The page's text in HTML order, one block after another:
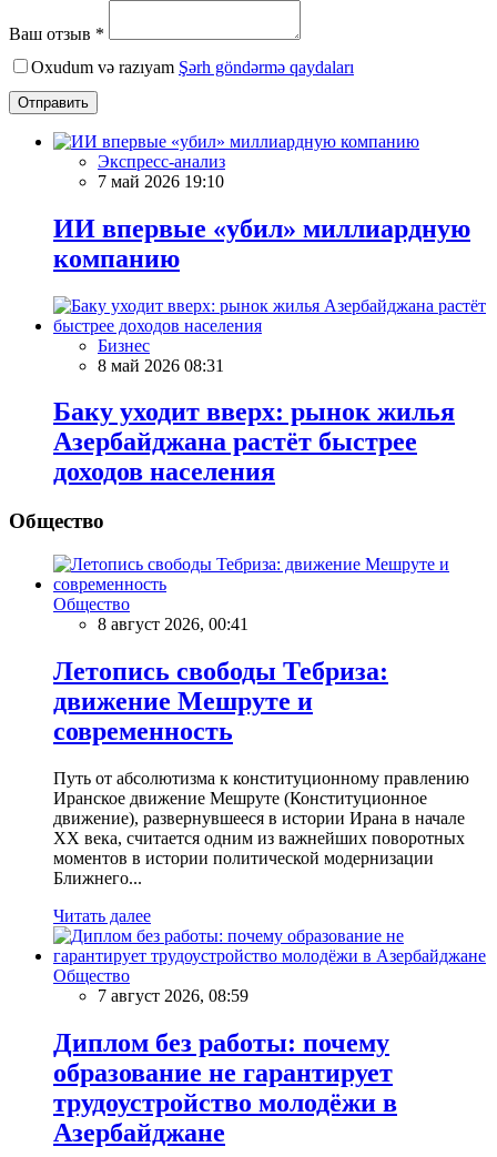
Ваш отзыв *
Oxudum və razıyam Şərh göndərmə qaydaları
Отправить
Экспресс-анализ
7 май 2026 19:10
ИИ впервые «убил» миллиардную
компанию
Бизнес
8 май 2026 08:31
Баку уходит вверх: рынок жилья
Азербайджана растёт быстрее
доходов населения
Общество
Общество
8 август 2026, 00:41
Летопись свободы Тебриза:
движение Мешруте и
современность
Путь от абсолютизма к конституционному правлению
Иранское движение Мешруте (Конституционное
движение), развернувшееся в истории Ирана в начале
XX века, считается одним из важнейших поворотных
моментов в истории политической модернизации
Ближнего...
Читать далее
Общество
7 август 2026, 08:59
Диплом без работы: почему
образование не гарантирует
трудоустройство молодёжи в
Азербайджане